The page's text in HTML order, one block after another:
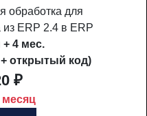
обработка для
ERP 2.4 в ERP
+ 4 мес.
открытый код)
₽
месяц